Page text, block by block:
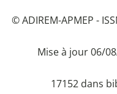
© ADIREM-APMEP -
Mise à jour 06/
17152 dans